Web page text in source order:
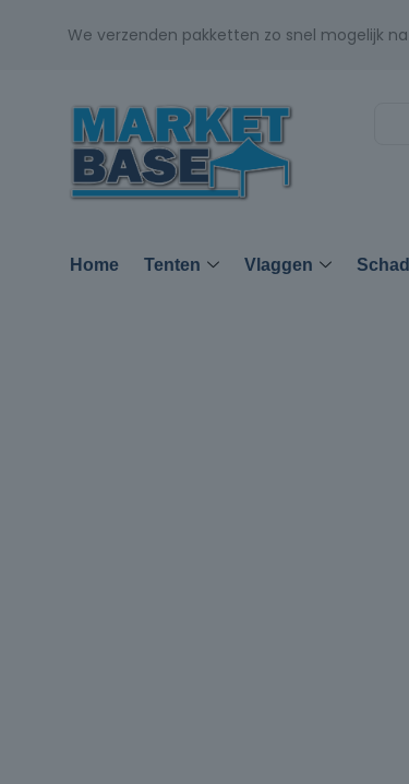
We verzenden pakketten zo snel mogelijk
Home Tenten Vlaggen